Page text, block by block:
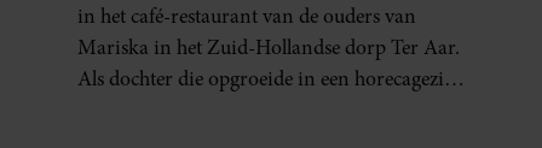
in het café-restaurant van de ouders van
Mariska in het Zuid-Hollandse dorp Ter Aar.
Als dochter die opgroeide in een horecagezin